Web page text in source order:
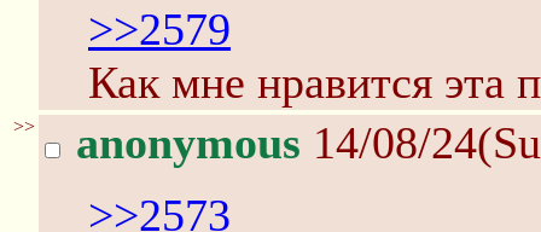
>>2579
Как мне нравится эта
>> anonymous 14/08/
>>2573